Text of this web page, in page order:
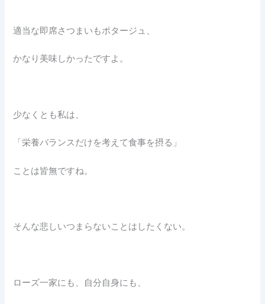
適当な即席さつまいもポタージュ、
かなり美味しかったですよ。
少なくとも私は、
「栄養バランスだけを考えて食事を摂る」
ことは皆無ですね。
そんな悲しいつまらないことはしたくない。
ローズ一家にも、自分自身にも、